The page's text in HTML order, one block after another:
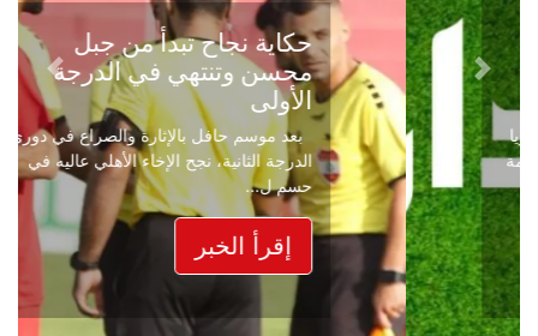
حكاية نجاح تبدأ من جبل
محسن وتنتهي في الدرجة
الأولى
بعد موسم حافل بالإثارة والصراع في دوري
الدرجة الثانية، نجح الإخاء الأهلي عاليه في
حسم ل...
إقرأ الخبر
Previous
Next